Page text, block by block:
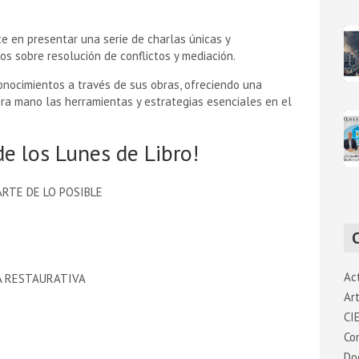
en presentar una serie de charlas únicas y
sobre resolución de conflictos y mediación.
a través de sus obras, ofreciendo una
mano las herramientas y estrategias esenciales en el
los Lunes de Libro!
DE LO POSIBLE
RESTAURATIVA